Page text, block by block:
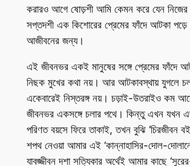
করারও আগে ষোড়শী আমি কেমন করে যেন
সপ্তদশী এক কিশোরের প্রেমের ফাঁদে আটকা পড়ে
আজীবনের জন্য।
এই জীবনভর একই মানুষের সঙ্গে প্রেমের ফাঁদে
নিছক মুখের কথা নয়। আর আটকাবস্থায় যুগলে
একেবারেই নিস্তরঙ্গ নয়। চড়াই-উতরাইও কম
জীবনভর একসঙ্গে চলার পথে। কিন্তু এখন যখন
পরিণত বয়সে ফিরে তাকাই, তখন বুঝি ‘চিরজীবন
শপথ নেওয়া আমার এই ‘কান্নাহাসির-দোল-
যাবজ্জীবন দশা সত্যিকার অর্থেই আমার কাছে